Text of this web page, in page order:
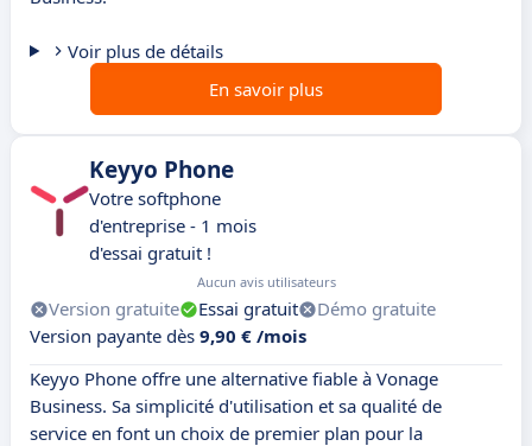
Voir plus de détails
En savoir plus
Keyyo Phone
Votre softphone
d'entreprise - 1 mois
d'essai gratuit !
Aucun avis utilisateurs
Version gratuite Essai gratuit
Démo gratuite
Version payante dès 9,90 € /mois
Keyyo Phone offre une alternative fiable à Vonage
Business. Sa simplicité d'utilisation et sa qualité de
service en font un choix de premier plan pour la